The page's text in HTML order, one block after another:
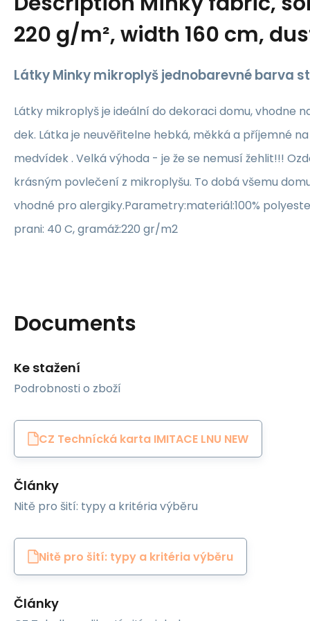
220 g/m², width 160 cm,
Látky Minky mikroplyš jednobarevné barva
Látky mikroplyš je ideální do dekoraci domu, vhodne
dek. Látka je neuvěřitelne hebká, měkká a příjemné
medvídek . Velká výhoda - je že se nemusí žehlit!!!
krásným povlečení z mikroplyšu. To dobá všemu
vhodné pro alergiky.Parametry:materiál:100%
prani: 40 C, gramáž:220 gr/m2
Documents
Ke stažení
Podrobnosti o zboží
CZ Technícká karta IMITACE LNU NEW
Články
Nitě pro šití: typy a kritéria výběru
Nitě pro šití: typy a kritéria výběru
Články